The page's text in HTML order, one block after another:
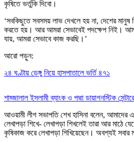
কৃষিতে ভর্তুকি দিবো।
‘সবকিছুতে সবসময় লাভ দেখলে হয় না, দেশের মানুষ
করতে হয়। আর আমরা সেভাবেই পদক্ষেপ নিই।
যায়, আমরা সেভাবে কাজ করছি।’
আরো পড়ুন:
২৪ ঘণ্টায় ডেঙ্গু নিয়ে হাসপাতালে ভর্তি ৪৭১
শাহ্জালাল ইসলামী ব্যাংক ও পদ্মা ডায়াগনস্টিক
আওয়ামী লীগ সভাপতি শেখ হাসিনা বলেন, আমাদের
লেখাপড়া শিখে- লেখাপড়া শিখলেই তারা আর মাঠে
কৃষিকাজ করে লেখাপড়া শিখিয়েছেন। অবশ্যই সবার